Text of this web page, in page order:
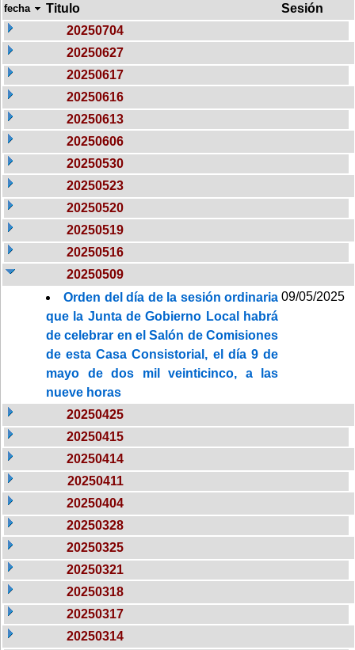
fecha Titulo
Sesión
20250704
20250627
20250617
20250616
20250613
20250606
20250530
20250523
20250520
20250519
20250516
20250509
Orden del día de la sesión ordinaria
que la Junta de Gobierno Local habrá
de celebrar en el Salón de Comisiones
de esta Casa Consistorial, el día 9 de
mayo de dos mil veinticinco, a las
nueve horas
09/05/2025
20250425
20250415
20250414
20250411
20250404
20250328
20250325
20250321
20250318
20250317
20250314